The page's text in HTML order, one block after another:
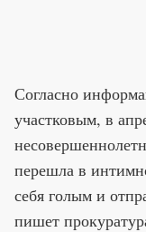
Согласно
участковым, в
перешла в
себя голым и
пишет